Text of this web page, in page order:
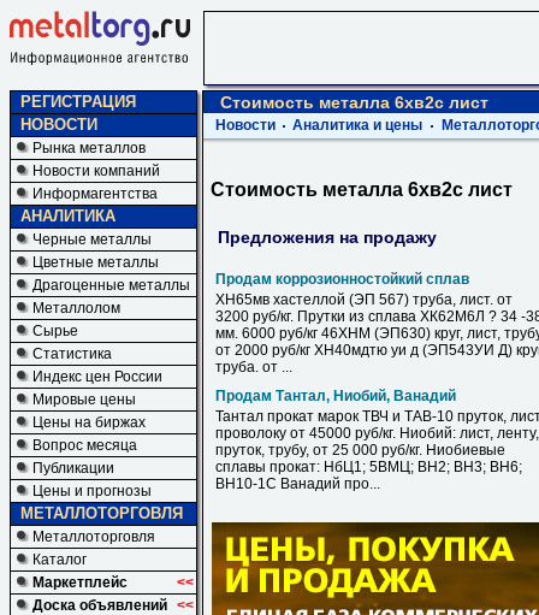
РЕГИСТРАЦИЯ
НОВОСТИ
Рынка металлов
Новости компаний
Информагентства
АНАЛИТИКА
Черные металлы
Цветные металлы
Драгоценные металлы
Металлолом
Сырье
Статистика
Индекс цен России
Мировые цены
Цены на биржах
Вопрос месяца
Публикации
Цены и прогнозы
МЕТАЛЛОТОРГОВЛЯ
Металлоторговля
Каталог
Маркетплейс
<<
Доска объявлений <<
Стоимость металла 6хв2с лист
Новости Аналитика и цены
Стоимость металла 6хв2с лист
Предложения на продажу
Продам коррозионностойкий сплав
ХН65мв хастеллой (ЭП 567) труба, лист. от
3200 руб/кг. Прутки из сплава ХК62М6Л ? 34 -
мм. 6000 руб/кг 46ХНМ (ЭП630) круг, лист,
от 2000 руб/кг ХН40мдтю уи д (ЭП543УИ Д)
труба. от ...
Продам Тантал, Ниобий, Ванадий
Тантал прокат марок ТВЧ и ТАВ-10 пруток,
проволоку от 45000 руб/кг. Ниобий: лист, ленту,
пруток, трубу, от 25 000 руб/кг. Ниобиевые
сплавы прокат: НбЦ1; 5ВМЦ; ВН2; ВН3; ВН6;
ВН10-1С Ванадий про...